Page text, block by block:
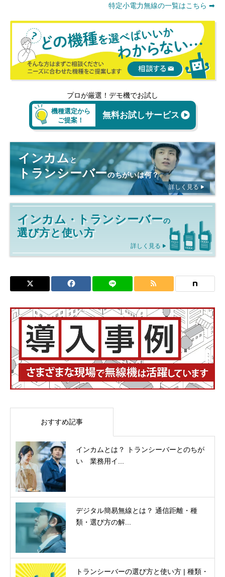
特定小電力無線の一覧はこちら ➡
プロが厳選！デモ機でお試し
機種選定から
ご提案！
無料お試しサービス
インカムと
トランシーバーのちがいは何？
詳しく見る
インカム ・ トランシーバーの
選び方と使い方
詳しく見る
おすすめ記事
インカムとは？ トランシーバーとのちが
い 業務用イ...
デジタル簡易無線とは？ 通信距離・種
類・選び方の解...
トランシーバーの選び方と使い方 | 種類・